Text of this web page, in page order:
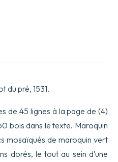
du pré, 1531.
de 45 lignes à la page de (4)
bois dans le texte. Maroquin
mosaïqués de maroquin vert
dorés, le tout au sein d’une